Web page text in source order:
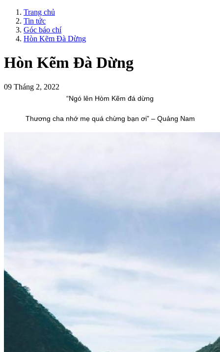
Trang chủ
Tin tức
Góc báo chí
Hòn Kẽm Đà Dừng
Hòn Kẽm Đà Dừng
09 Tháng 2, 2022
“Ngó lên Hòm Kẽm đá dừng
Thương cha nhớ mẹ quá chừng bạn ơi” – Quảng Nam